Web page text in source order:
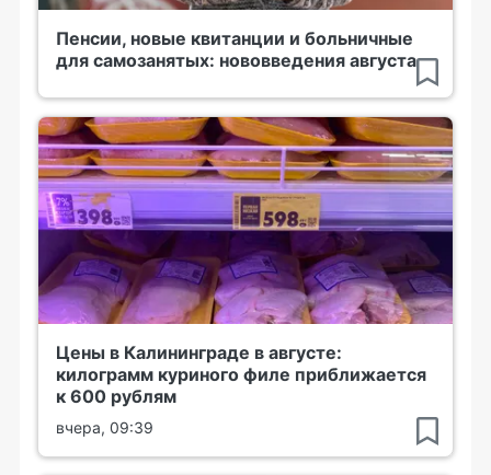
Пенсии, новые квитанции и больничные
для самозанятых: нововведения августа
Цены в Калининграде в августе:
килограмм куриного филе приближается
к 600 рублям
вчера, 09:39